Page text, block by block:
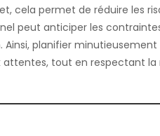
cela permet de réduire les
peut anticiper les
planifier
tout en respectant